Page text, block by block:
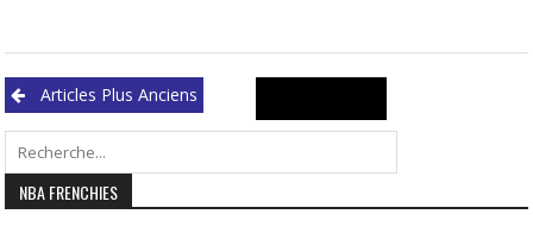
Navigation
des
articles
Articles Plus Anciens
for:
NBA FRENCHIES